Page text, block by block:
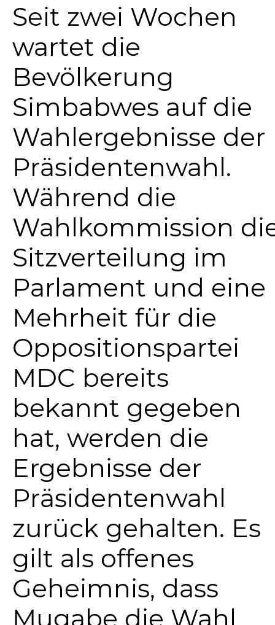
Seit zwei Wochen
wartet die
Bevölkerung
Simbabwes auf die
Wahlergebnisse der
Präsidentenwahl.
Während die
Wahlkommission
Sitzverteilung im
Parlament und eine
Mehrheit für die
Oppositionspartei
MDC bereits
bekannt gegeben
hat, werden die
Ergebnisse der
Präsidentenwahl
zurück gehalten. Es
gilt als offenes
Geheimnis, dass
Mugabe die Wahl